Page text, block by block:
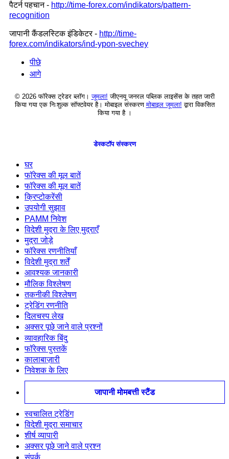
पैटर्न पहचान - http://time-forex.com/indikators/pattern-
recognition
जापानी कैंडलस्टिक इंडिकेटर - http://time-
forex.com/indikators/ind-ypon-svechey
पीछे
आगे
© 2026 फॉरेक्स ट्रेडर ब्लॉग।जूमला! जीएनयू जनरल पब्लिक लाइसेंस के तहत जारी
किया गया एक निःशुल्क सॉफ्टवेयर है। मोबाइल संस्करणमोबाइल जूमला! द्वारा विकसित
किया गया है ।
डेस्कटॉप संस्करण
घर
फॉरेक्स की मूल बातें
फॉरेक्स की मूल बातें
क्रिप्टोकरेंसी
उपयोगी सुझाव
PAMM निवेश
विदेशी मुद्रा के लिए मुद्राएँ
मुद्रा जोड़े
फॉरेक्स रणनीतियाँ
विदेशी मुद्रा शर्तें
आवश्यक जानकारी
मौलिक विश्लेषण
तकनीकी विश्लेषण
ट्रेडिंग रणनीति
दिलचस्प लेख
अक्सर पूछे जाने वाले प्रश्नों
व्यावहारिक बिंदु
फॉरेक्स पुस्तकें
कालाबाज़ारी
निवेशक के लिए
जापानी मोमबत्ती स्टैंड
स्वचालित ट्रेडिंग
विदेशी मुद्रा समाचार
शीर्ष व्यापारी
अक्सर पूछे जाने वाले प्रश्न
संपर्क